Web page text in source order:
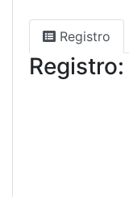
Registro
Registro: